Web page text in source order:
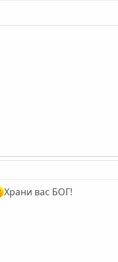
Храни вас БОГ!